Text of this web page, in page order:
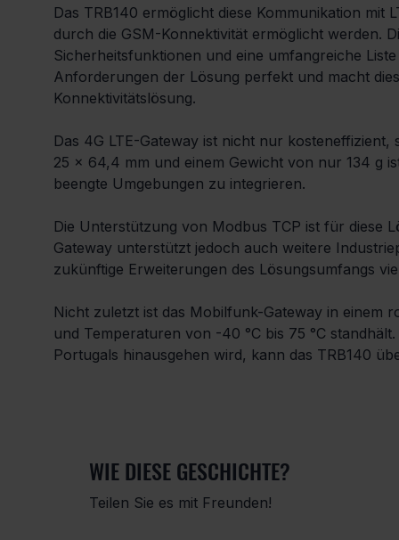
Das TRB140 ermöglicht diese Kommunikation mit
durch die GSM-Konnektivität ermöglicht werden.
Sicherheitsfunktionen und eine umfangreiche
Anforderungen der Lösung perfekt und macht
Konnektivitätslösung.
Das 4G LTE-Gateway ist nicht nur
25 x 64,4 mm und einem Gewicht von nur 134 g
beengte Umgebungen zu integrieren.
Die Unterstützung von Modbus TCP ist für diese
Gateway unterstützt jedoch auch weitere
zukünftige Erweiterungen des Lösungsumfangs
Nicht zuletzt ist das Mobilfunk-Gateway in einem
und Temperaturen von -40 °C bis 75 °C
Portugals hinausgehen wird, kann das TRB140
WIE DIESE GESCHICHTE?
Teilen Sie es mit Freunden!